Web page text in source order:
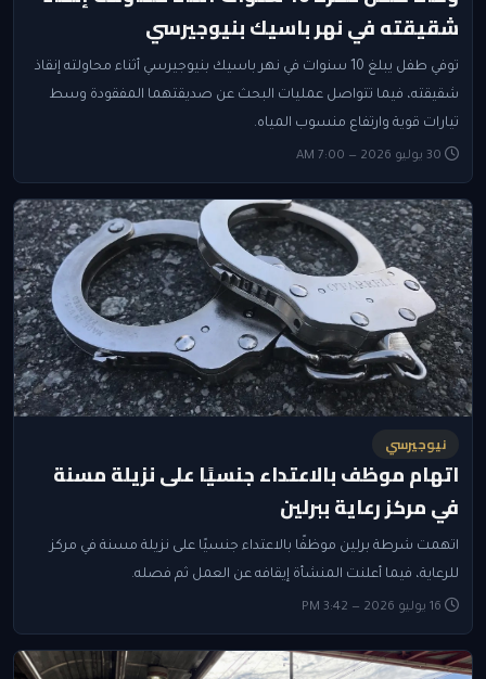
شقيقته في نهر باسيك بنيوجيرسي
توفي طفل يبلغ 10 سنوات في نهر باسيك بنيوجيرسي أثناء محاولته إنقاذ
شقيقته، فيما تتواصل عمليات البحث عن صديقتهما المفقودة وسط
تيارات قوية وارتفاع منسوب المياه.
نيوجيرسي
اتهام موظف بالاعتداء جنسيًا على نزيلة مسنة
في مركز رعاية ببرلين
اتهمت شرطة برلين موظفًا بالاعتداء جنسيًا على نزيلة مسنة في مركز
للرعاية، فيما أعلنت المنشأة إيقافه عن العمل ثم فصله.